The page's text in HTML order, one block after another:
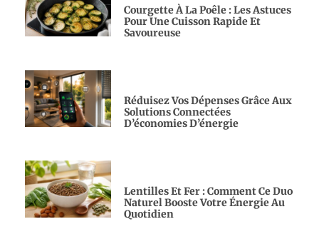
Courgette À La Poêle : Les Astuces
Pour Une Cuisson Rapide Et
Savoureuse
Réduisez Vos Dépenses Grâce Aux
Solutions Connectées
D’économies D’énergie
Lentilles Et Fer : Comment Ce Duo
Naturel Booste Votre Énergie Au
Quotidien